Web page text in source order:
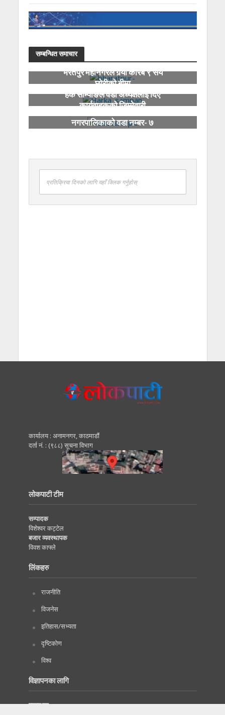
सम्बन्धित समाचार
भरतपुर महानगरले गर्‍यो करिब ९ सय
छोरीको बीमा
हर्क साम्पाङले वडा अध्यक्षलाई दिए
कार्यवाहकको जिम्मेवारी
नगरपालिकाको वडा नम्बर- ७
प्रतिक्रिया दिनको लागि यहाँ क्लिक गर्नुहोस्
कार्यालय : अनामनगर, काठमाडाैं
दर्ता नं. : (९८८) सूचना विभाग
लोकपाटी टीम
सम्पादक
विशेश्वर कट्टेल
बजार व्यवस्थापक
विवश काफ्ले
लिंकहरु
राजनीति
विजनेस
इतिहास/सभ्यता
दृष्टिकोण
विश्व
विज्ञापनका लागि
प्रबन्धक